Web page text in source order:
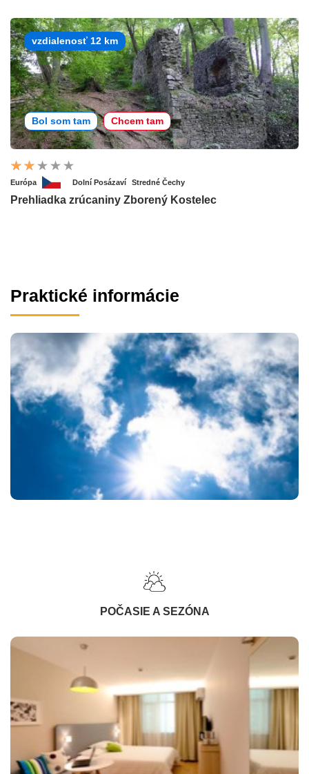
vzdialenosť 12 km
Bol som tam Chcem tam
Európa Dolní Posázaví Stredné Čechy
Prehliadka zrúcaniny Zborený Kostelec
Praktické informácie
POČASIE A SEZÓNA